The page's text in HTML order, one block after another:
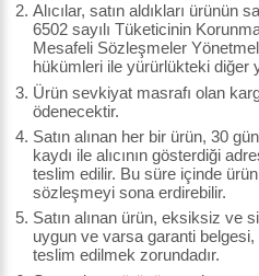
Alıcılar, satın aldıkları ürünün
6502 sayılı Tüketicinin
Mesafeli Sözleşmeler
hükümleri ile yürürlükteki diğer
Ürün sevkiyat masrafı olan
ödenecektir.
Satın alınan her bir ürün, 30
kaydı ile alıcının gösterdiği
teslim edilir. Bu süre içinde
sözleşmeyi sona erdirebilir.
Satın alınan ürün, eksiksiz ve
uygun ve varsa garanti
teslim edilmek zorundadır.